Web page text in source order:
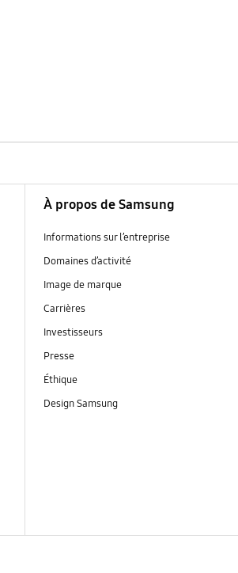
À propos de Samsung
Informations sur l’entreprise
Domaines d’activité
Image de marque
Carrières
Investisseurs
Presse
Éthique
Design Samsung